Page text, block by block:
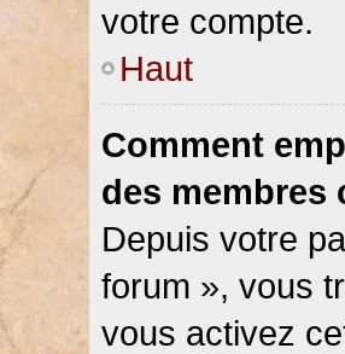
votre compte.
Haut
Comment
des membres
Depuis votre
forum », vous
vous activez